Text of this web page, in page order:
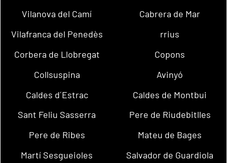
Vilanova del Camí
Cabrera de Mar
Vilafranca del Penedès
rrius
Corbera de Llobregat
Copons
Collsuspina
Avinyó
Caldes d´Estrac
Caldes de Montbui
Sant Feliu Sasserra
Pere de Riudebitlles
Pere de Ribes
Mateu de Bages
Martí Sesgueioles
Salvador de Guardiola